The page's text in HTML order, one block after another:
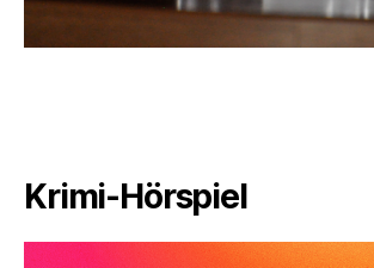
Krimi-Hörspiel